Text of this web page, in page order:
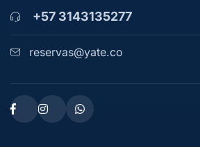
+57 3143135277
reservas@yate.co